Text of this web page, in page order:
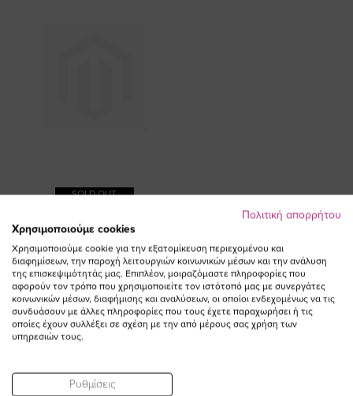
SOLD OUT
ΚΑΛΑΘΙ
Bikini-top με χιαστί δέσιμο σε
ασημί χρώμα
Πολιτική απορρήτου
Χρησιμοποιούμε cookies
Χρησιμοποιούμε cookie για την εξατομίκευση περιεχομένου και
διαφημίσεων, την παροχή λειτουργιών κοινωνικών μέσων και την ανάλυση
της επισκεψιμότητάς μας. Επιπλέον, μοιραζόμαστε πληροφορίες που
αφορούν τον τρόπο που χρησιμοποιείτε τον ιστότοπό μας με συνεργάτες
κοινωνικών μέσων, διαφήμισης και αναλύσεων, οι οποίοι ενδεχομένως να τις
συνδυάσουν με άλλες πληροφορίες που τους έχετε παραχωρήσει ή τις
οποίες έχουν συλλέξει σε σχέση με την από μέρους σας χρήση των
υπηρεσιών τους.
Ρυθμίσεις